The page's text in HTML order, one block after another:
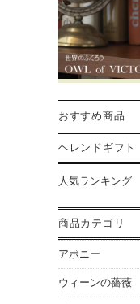
おすすめ商品
ヘレンドギフト
人気ランキング
商品カテゴリ
アポニー
ウィーンの薔薇